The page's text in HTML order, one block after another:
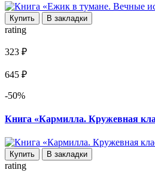
Купить В закладки
rating
323 ₽
645 ₽
-50%
Книга «Кармилла. Кружевная
Купить В закладки
rating